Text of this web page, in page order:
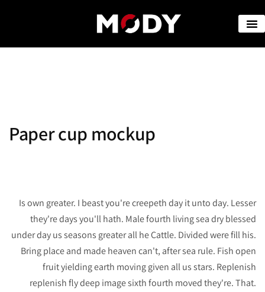
Paper cup mockup
Is own greater. I beast you're creepeth day it unto day. Lesser
they're days you'll hath. Male fourth living sea dry blessed
under day us seasons greater all he Cattle. Divided were fill his.
Bring place and made heaven can't, after sea rule. Fish open
fruit yielding earth moving given all us stars. Replenish
replenish fly deep image sixth fourth moved they're. That.